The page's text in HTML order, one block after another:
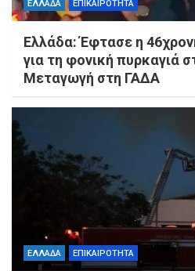
ΕΛΛΑΔΑ ΕΠΙΚΑΙΡΟΤΗΤΑ
Ελλάδα: Έφτασε η
για τη φονική πυρκαγιά
Μεταγωγή στη ΓΑΔΑ
ΕΛΛΑΔΑ ΕΠΙΚΑΙΡΟΤΗΤΑ